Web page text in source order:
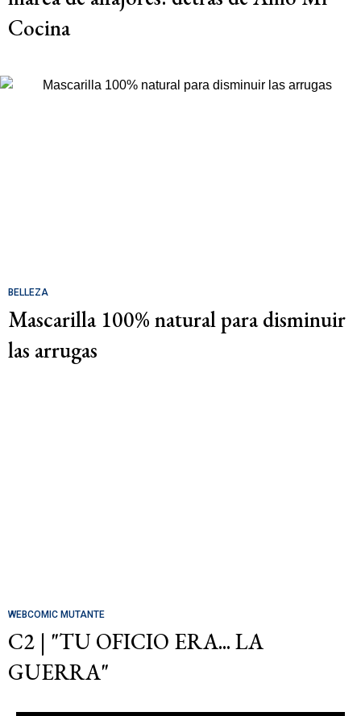
Cocina
BELLEZA
Mascarilla 100% natural para disminuir
las arrugas
WEBCOMIC MUTANTE
C2 | "TU OFICIO ERA... LA
GUERRA"